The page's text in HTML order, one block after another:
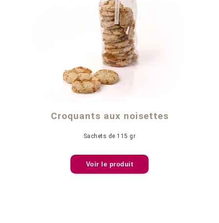
Croquants aux noisettes
Sachets de 115 gr
Voir le produit